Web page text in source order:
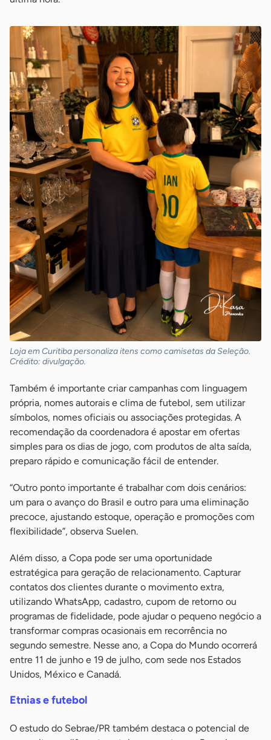
Loja em Curitiba personaliza itens como camisetas da Seleção.
Crédito: divulgação.
Também é importante criar campanhas com linguagem
própria, nomes autorais e clima de futebol, sem utilizar
símbolos, nomes oficiais ou associações protegidas. A
recomendação da coordenadora é apostar em ofertas
simples para os dias de jogo, com produtos de alta saída,
preparo rápido e comunicação fácil de entender.
“Outro ponto importante é trabalhar com dois cenários:
um para o avanço do Brasil e outro para uma eliminação
precoce, ajustando estoque, operação e promoções com
flexibilidade”, observa Suelen.
Além disso, a Copa pode ser uma oportunidade
estratégica para geração de relacionamento. Capturar
contatos dos clientes durante o movimento extra,
utilizando WhatsApp, cadastro, cupom de retorno ou
programas de fidelidade, pode ajudar o pequeno negócio a
transformar compras ocasionais em recorrência no
segundo semestre. Nesse ano, a Copa do Mundo ocorrerá
entre 11 de junho e 19 de julho, com sede nos Estados
Unidos, México e Canadá.
Etnias e futebol
O estudo do Sebrae/PR também destaca o potencial de